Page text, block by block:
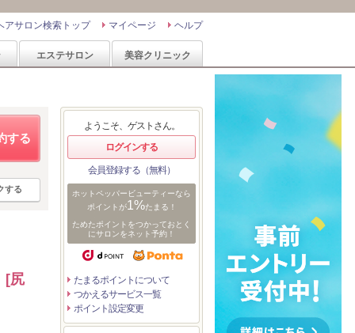
ヘルプ
マイページ
アサロン検索トップ
エステサロン 美容クリニック
する
する
[尻
ようこそ、ゲストさん。
ログインする
会員登録する（無料）
ホットペッパービューティーなら
ポイントが1%たまる！
ためたポイントをつかっておとく
にサロンをネット予約！
たまるポイントについて
つかえるサービス一覧
ポイント設定変更